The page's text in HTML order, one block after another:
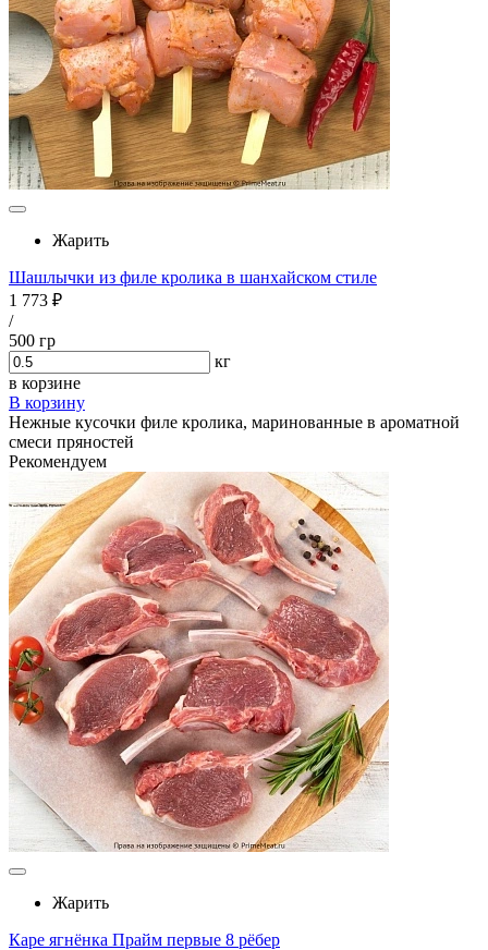
Жарить
Шашлычки из филе кролика в шанхайском стиле
1 773 ₽
/
500 гр
кг
в корзине
В корзину
Нежные кусочки филе кролика, маринованные в ароматной
смеси пряностей
Рекомендуем
Жарить
Каре ягнёнка Прайм первые 8 рёбер